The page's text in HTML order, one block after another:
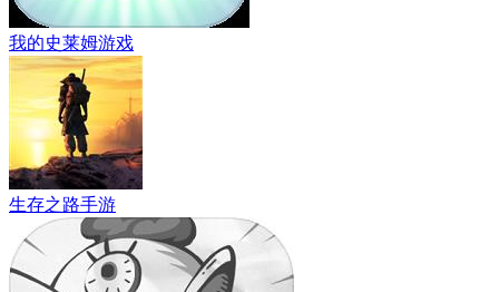
我的史莱姆游戏
生存之路手游